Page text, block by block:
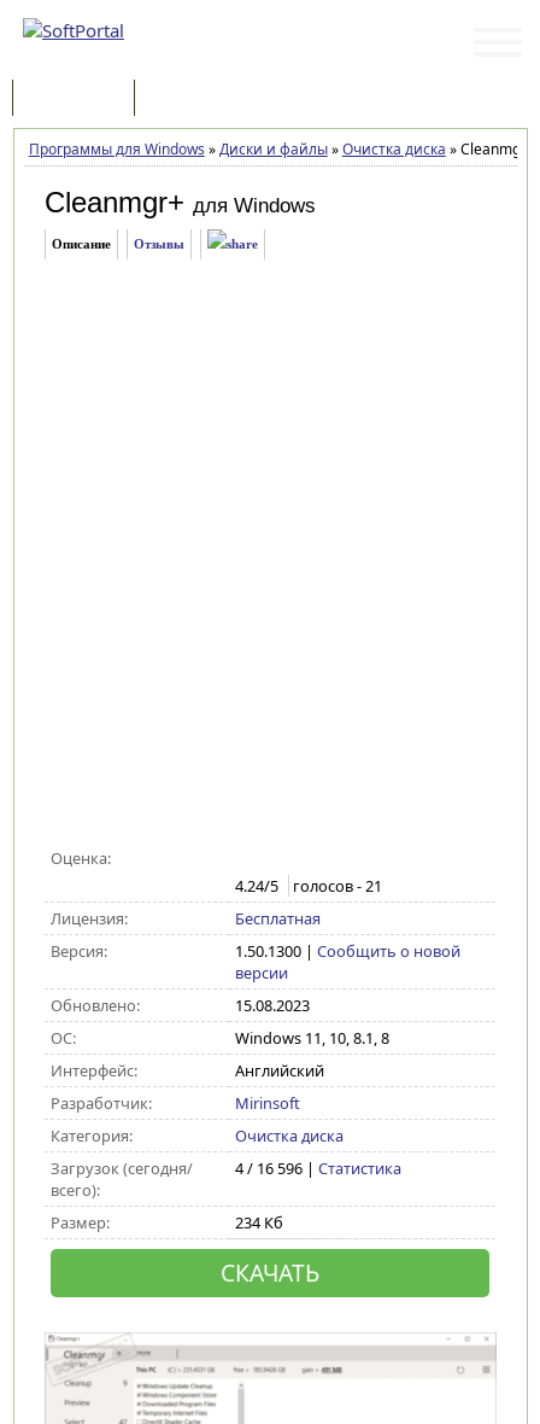
Программы для Windows »Диски и файлы»Очистка диска »Cleanmgr+
Cleanmgr+ для Windows
Описание Отзывы
Оценка:
4.24/5 голосов -21
Лицензия:
Бесплатная
Версия:
1.50.1300| Сообщить о новой
версии
Обновлено:
15.08.2023
ОС:
Windows 11, 10, 8.1, 8
Интерфейс:
Английский
Разработчик:
Mirinsoft
Категория:
Очистка диска
Загрузок (сегодня/
всего):
4 / 16 596 | Статистика
Размер: 234 Кб
СКАЧАТЬ